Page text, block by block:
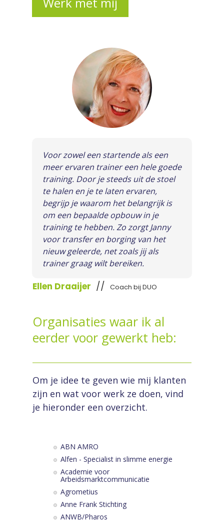
Voor zowel een startende als een
meer ervaren trainer een hele goede
training. Door je steeds uit de stoel
te halen en je te laten ervaren,
begrijp je waarom het belangrijk is
om een bepaalde opbouw in je
training te hebben. Zo zorgt Janny
voor transfer en borging van het
nieuw geleerde, net zoals jij als
trainer graag wilt bereiken.
Ellen Draaijer // Coach bij DUO
Organisaties waar ik al
eerder voor gewerkt heb:
Om je idee te geven wie mij klanten
zijn en wat voor werk ze doen, vind
je hieronder een overzicht.
ABN AMRO
Alfen - Specialist in slimme energie
Academie voor
Arbeidsmarktcommunicatie
Agrometius
Anne Frank Stichting
ANWB/Pharos